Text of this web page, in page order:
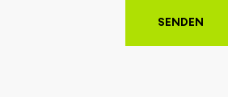
SENDEN